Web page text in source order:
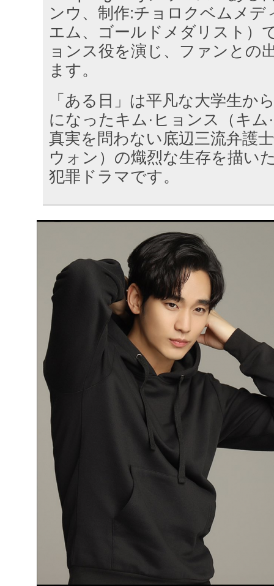
ンウ、制作:チョロクベムメデ
エム、ゴールドメダリスト）
ョンス役を演じ、ファンとの
ます。
「ある日」は平凡な大学生か
になったキム·ヒョンス（キム
真実を問わない底辺三流弁護
ウォン）の熾烈な生存を描い
犯罪ドラマです。